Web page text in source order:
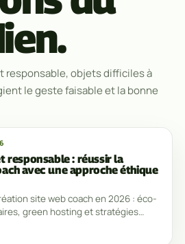
responsable, objets difficiles à
le geste faisable et la bonne
responsable : réussir la
avec une approche éthique
site web coach en 2026 : éco-
green hosting et stratégies